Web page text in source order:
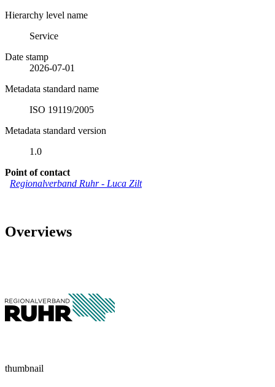
Hierarchy level name
Service
Date stamp
2026-07-01
Metadata standard name
ISO 19119/2005
Metadata standard version
1.0
Point of contact
Regionalverband Ruhr- Luca Zilt
Overviews
thumbnail